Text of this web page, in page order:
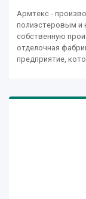
Армтекс -
полиэстеровым и
собственную
отделочная
предприятие,